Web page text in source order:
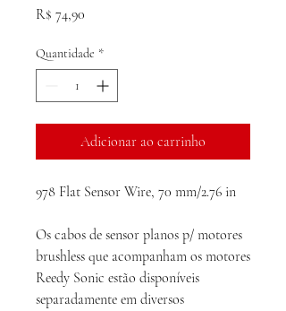
R$ 74,90
Quantidade *
Adicionar ao carrinho
978 Flat Sensor Wire, 70 mm/2.76 in
Os cabos de sensor planos p/ motores
brushless que acompanham os motores
Reedy Sonic estão disponíveis
separadamente em diversos